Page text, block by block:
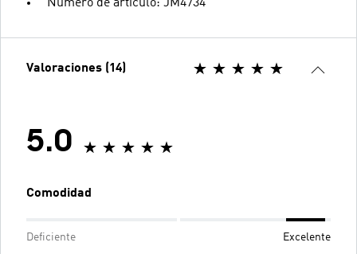
Número de artículo: JM4734
Valoraciones (14)
5.0
Comodidad
Deficiente Excelente